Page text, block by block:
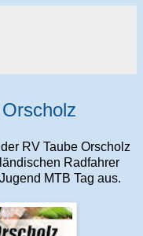
RV Taube Orscholz
Radfahrer
MTB Tag aus.